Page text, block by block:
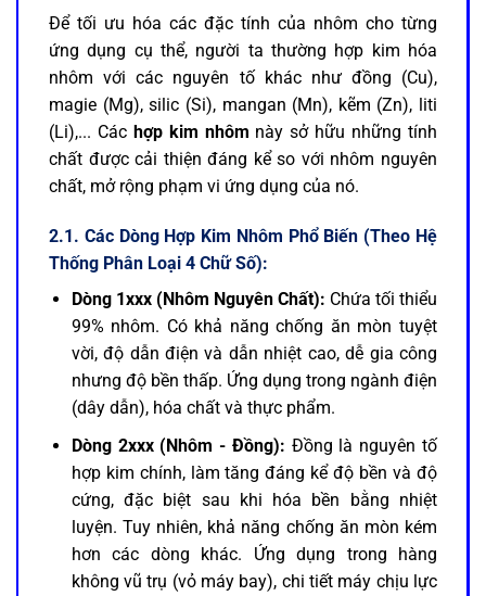
Để tối ưu hóa các đặc tính của nhôm cho từng
ứng dụng cụ thể, người ta thường hợp kim hóa
nhôm với các nguyên tố khác như đồng (Cu),
magie (Mg), silic (Si), mangan (Mn), kẽm (Zn), liti
(Li),... Các hợp kim nhôm này sở hữu những tính
chất được cải thiện đáng kể so với nhôm nguyên
chất, mở rộng phạm vi ứng dụng của nó.
2.1. Các Dòng Hợp Kim Nhôm Phổ Biến (Theo Hệ
Thống Phân Loại 4 Chữ Số):
Dòng 1xxx (Nhôm Nguyên Chất): Chứa tối thiểu
99% nhôm. Có khả năng chống ăn mòn tuyệt
vời, độ dẫn điện và dẫn nhiệt cao, dễ gia công
nhưng độ bền thấp. Ứng dụng trong ngành điện
(dây dẫn), hóa chất và thực phẩm.
Dòng 2xxx (Nhôm - Đồng): Đồng là nguyên tố
hợp kim chính, làm tăng đáng kể độ bền và độ
cứng, đặc biệt sau khi hóa bền bằng nhiệt
luyện. Tuy nhiên, khả năng chống ăn mòn kém
hơn các dòng khác. Ứng dụng trong hàng
không vũ trụ (vỏ máy bay), chi tiết máy chịu lực